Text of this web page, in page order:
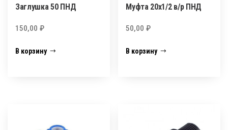
Заглушка 50 ПНД
150,00 ₽
В корзину
Муфта 20х1/2 в/р ПНД
50,00₽
В корзину